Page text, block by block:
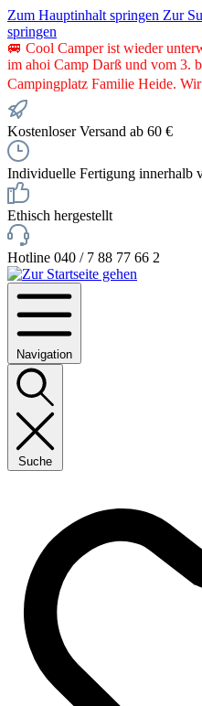
Zum Hauptinhalt springen Zur
springen
🚐 Cool Camper ist wieder
im ahoi Camp Darß und vom 3.
Campingplatz Familie Heide.
Kostenloser Versand ab 60 €
Individuelle Fertigung innerhalb
Ethisch hergestellt
Hotline 040 / 7 88 77 66 2
Navigation
Suche